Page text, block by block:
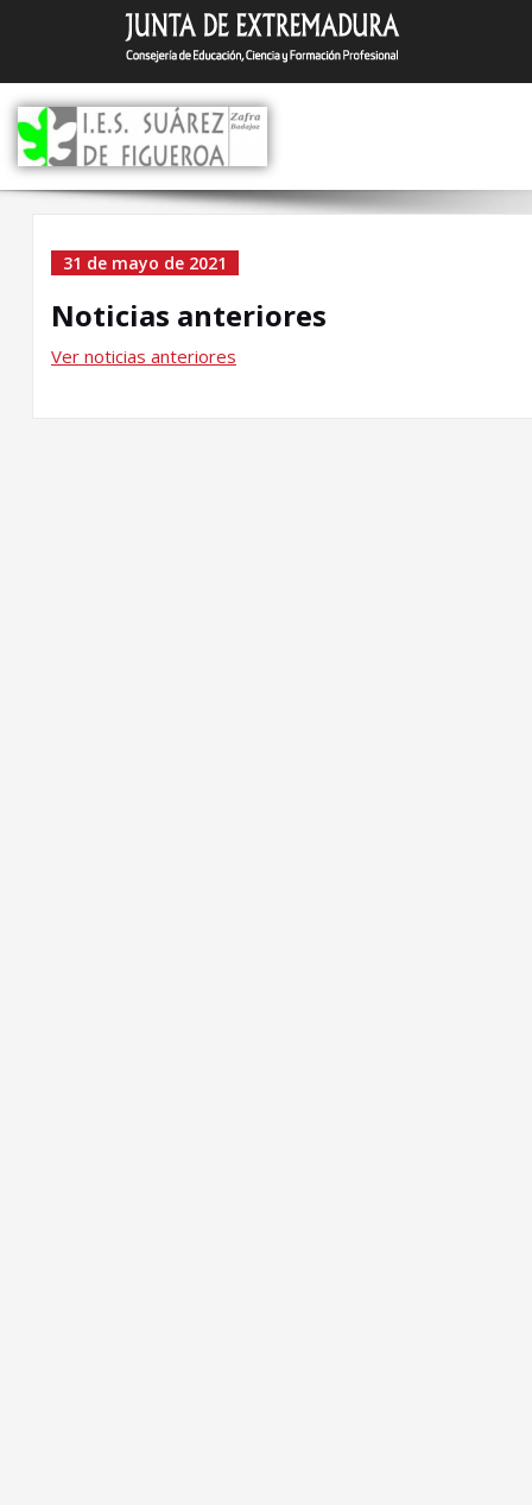
Saltar
contenido
Noticias anteriores
31 de mayo de 2021
Noticias anteriores
Ver noticias anteriores